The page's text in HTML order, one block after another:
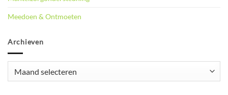
Meedoen & Ontmoeten
Archieven